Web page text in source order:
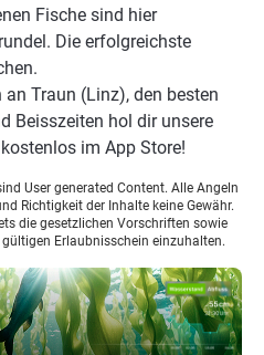
Fische sind hier
Die erfolgreichste
Traun (Linz), den besten
Beisszeiten hol dir unsere
kostenlos im App Store!
User generated Content. Alle Angeln
Richtigkeit der Inhalte keine Gewähr.
die gesetzlichen Vorschriften sowie
Erlaubnisschein einzuhalten.